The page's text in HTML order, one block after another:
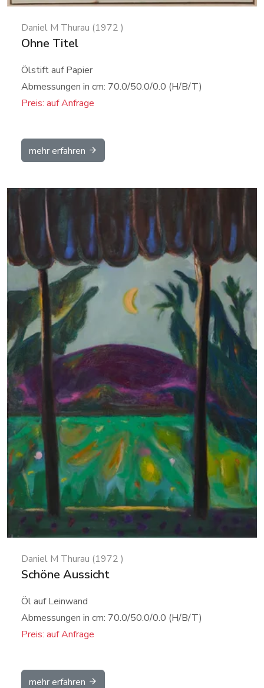
Daniel M Thurau (1972 )
Ohne Titel
Ölstift auf Papier
Abmessungen in cm: 70.0/50.0/0.0 (H/B/T)
Preis: auf Anfrage
mehr erfahren
Details
Daniel M Thurau (1972 )
Schöne Aussicht
Öl auf Leinwand
Abmessungen in cm: 70.0/50.0/0.0 (H/B/T)
Preis: auf Anfrage
mehr erfahren